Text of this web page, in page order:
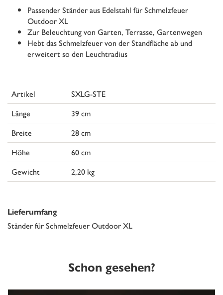
Passender Ständer aus Edelstahl für Schmelzfeuer
Outdoor XL
Zur Beleuchtung von Garten, Terrasse, Gartenwegen
Hebt das Schmelzfeuer von der Standfläche ab und
erweitert so den Leuchtradius
Artikel
SXLG-STE
Länge
39 cm
Breite
28 cm
Höhe
60 cm
Gewicht
2,20 kg
Lieferumfang
Ständer für Schmelzfeuer Outdoor XL
Schon gesehen?